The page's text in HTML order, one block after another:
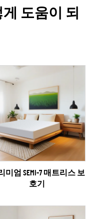
도움이 되
미엄 SEMI-7 매트리스 보
호기